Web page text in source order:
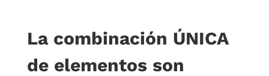
La combinación ÚNICA
de elementos son